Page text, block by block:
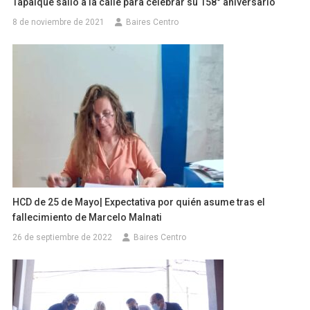
Tapalqué salió a la calle para celebrar su 158° aniversario
8 de noviembre de 2021 Baires Centro
HCD de 25 de Mayo| Expectativa por quién asume tras el
fallecimiento de Marcelo Malnati
26 de septiembre de 2022 Baires Centro